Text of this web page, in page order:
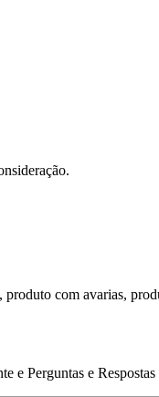
produto com avarias,
e Perguntas e Respostas